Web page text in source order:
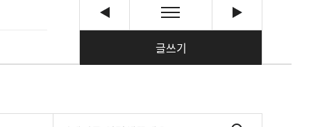
글쓰기